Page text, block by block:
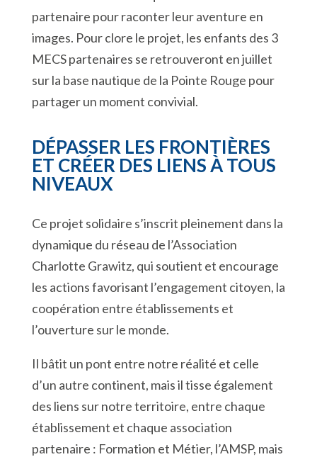
partenaire pour raconter leur aventure en
images. Pour clore le projet, les enfants des 3
MECS partenaires se retrouveront en juillet
sur la base nautique de la Pointe Rouge pour
partager un moment convivial.
DÉPASSER LES FRONTIÈRES
ET CRÉER DES LIENS À TOUS
NIVEAUX
Ce projet solidaire s’inscrit pleinement dans la
dynamique du réseau de l’Association
Charlotte Grawitz, qui soutient et encourage
les actions favorisant l’engagement citoyen, la
coopération entre établissements et
l’ouverture sur le monde.
Il bâtit un pont entre notre réalité et celle
d’un autre continent, mais il tisse également
des liens sur notre territoire, entre chaque
établissement et chaque association
partenaire : Formation et Métier, l’AMSP, mais